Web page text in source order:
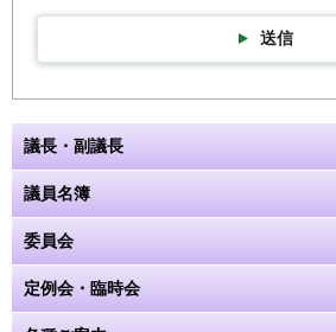
送信
議長・副議長
議員名簿
委員会
定例会・臨時会